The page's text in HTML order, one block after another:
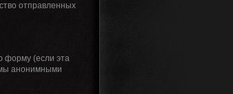
отправленных
форму (если эта
анонимными